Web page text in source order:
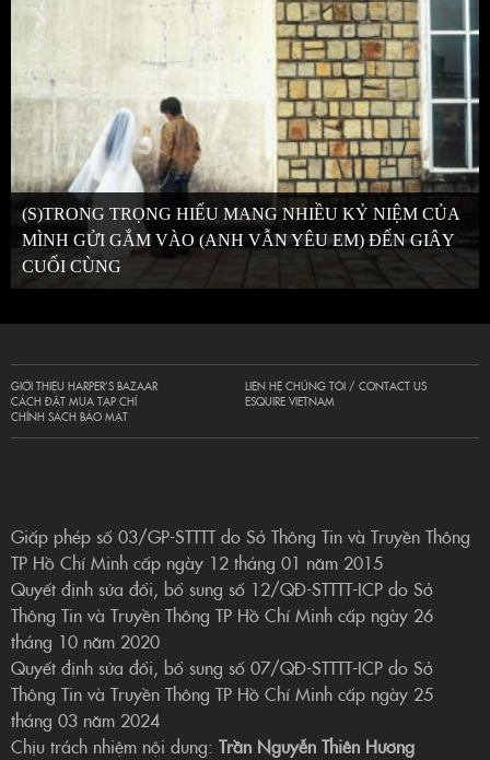
(S)TRONG TRỌNG HIẾU MANG NHIỀU KỶ NIỆM CỦA
MÌNH GỬI GẮM VÀO (ANH VẪN YÊU EM) ĐẾN GIÂY
CUỐI CÙNG
GIỚI THIỆU HARPER’S BAZAAR
CÁCH ĐẶT MUA TẠP CHÍ
CHÍNH SÁCH BẢO MẬT
LIÊN HỆ CHÚNG TÔI / CONTACT US
ESQUIRE VIETNAM
Giấp phép số 03/GP-STTTT do Sở Thông Tin và Truyền Thông
TP Hồ Chí Minh cấp ngày 12 tháng 01 năm 2015
Quyết định sửa đổi, bổ sung số 12/QĐ-STTTT-ICP do Sở
Thông Tin và Truyền Thông TP Hồ Chí Minh cấp ngày 26
tháng 10 năm 2020
Quyết định sửa đổi, bổ sung số 07/QĐ-STTTT-ICP do Sở
Thông Tin và Truyền Thông TP Hồ Chí Minh cấp ngày 25
tháng 03 năm 2024
Chịu trách nhiệm nội dung: Trần Nguyễn Thiên Hương